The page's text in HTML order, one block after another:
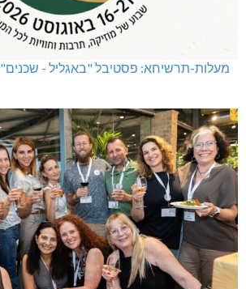
מעלות-תרשיחא: פסטיבל "באגליל - שכנים"